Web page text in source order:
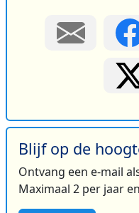
Blijf op de
Ontvang een e-mail
Maximaal 2 per jaar